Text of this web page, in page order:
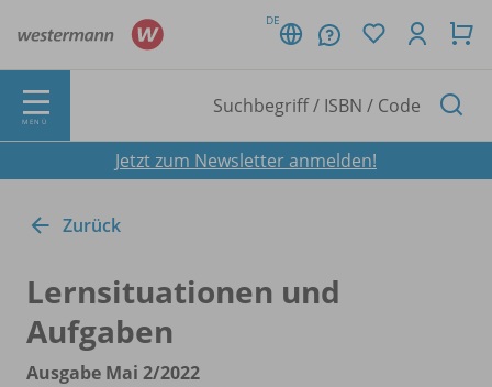
DE
MENÜ
Jetzt zum Newsletter anmelden!
Zurück
Lernsituationen und
Aufgaben
Ausgabe Mai 2/2022